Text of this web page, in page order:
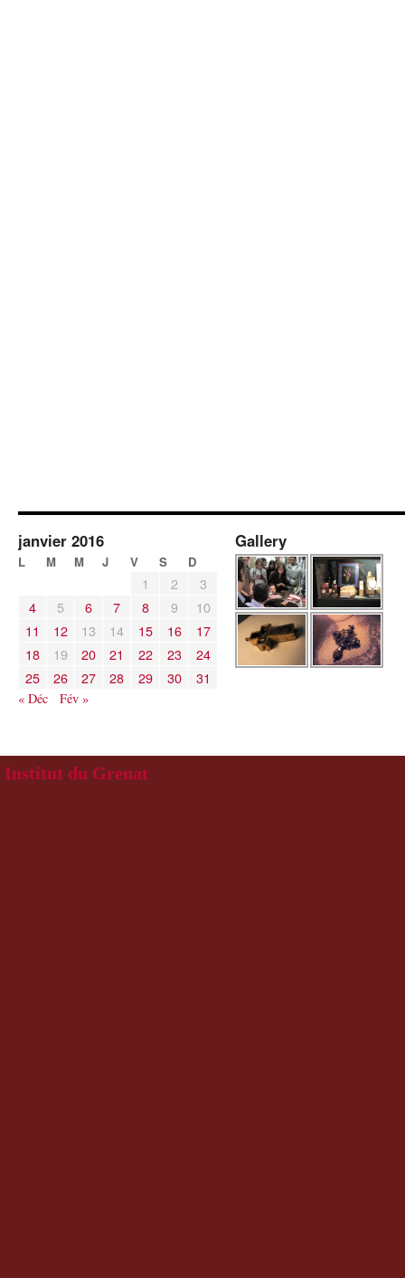
janvier 2016
L M M J V S D
1 2
3
4
5 6 7 8 9
10
11
12 13 14 15 16
17
18
19 20 21 22 23
24
25
26 27 28 29 30 31
« Déc Fév »
Gallery
Institut du Grenat